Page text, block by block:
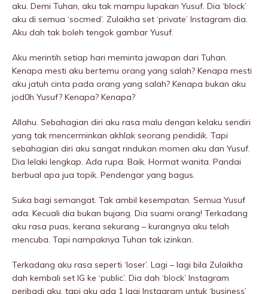
aku. Demi Tuhan, aku tak mampu lupakan Yusuf. Dia ‘bIock’
aku di semua ‘socmed’. Zulaikha set ‘private’ Instagram dia.
Aku dah tak boleh tengok gambar Yusuf.
Aku merintih setiap hari meminta jawapan dari Tuhan.
Kenapa mesti aku bertemu orang yang salah? Kenapa mesti
aku jatuh cinta pada orang yang salah? Kenapa bukan aku
jod0h Yusuf? Kenapa? Kenapa?
Allahu. Sebahagian diri aku rasa malu dengan kelaku sendiri
yang tak mencerminkan akhlak seorang pendidik. Tapi
sebahagian diri aku sangat rindukan momen aku dan Yusuf.
Dia lelaki lengkap. Ada rupa. Baik. Hormat wanita. Pandai
berbual apa jua topik. Pendengar yang bagus.
Suka bagi semangat. Tak ambil kesempatan. Semua Yusuf
ada. Kecuali dia bukan bujang. Dia suami orang! Terkadang
aku rasa puas, kerana sekurang – kurangnya aku telah
mencuba. Tapi nampaknya Tuhan tak izinkan.
Terkadang aku rasa seperti ‘Ioser’. Lagi – lagi bila Zulaikha
dah kembali set IG ke ‘public’. Dia dah ‘bIock’ Instagram
peribadi aku, tapi aku ada 1 lagi Instagram untuk ‘business’